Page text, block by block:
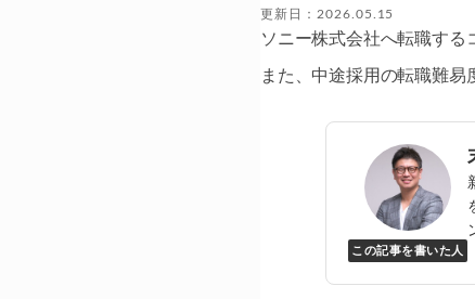
更新日：2026.05.15
ソニー株式会社へ転職する
また、中途採用の転職難易
この記事を書いた人